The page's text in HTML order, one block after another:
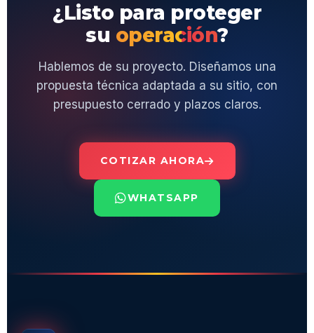
¿Listo para proteger
su operación?
Hablemos de su proyecto. Diseñamos una
propuesta técnica adaptada a su sitio, con
presupuesto cerrado y plazos claros.
COTIZAR AHORA
WHATSAPP